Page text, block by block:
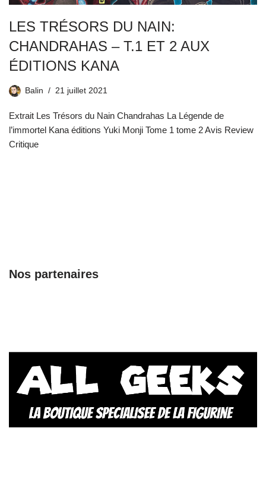
LES TRÉSORS DU NAIN:
CHANDRAHAS – T.1 ET 2 AUX
ÉDITIONS KANA
Balin 21 juillet 2021
Extrait Les Trésors du Nain Chandrahas La Légende de
l’immortel Kana éditions Yuki Monji Tome 1 tome 2 Avis Review
Critique
Nos partenaires